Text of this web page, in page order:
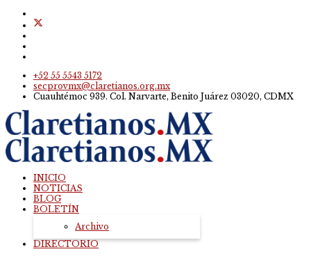
+52 55 5543 5172
secprovmx@claretianos.org.mx
Cuauhtémoc 939. Col. Narvarte, Benito Juárez 03020, CDMX
INICIO
NOTICIAS
BLOG
BOLETÍN
Archivo
DIRECTORIO